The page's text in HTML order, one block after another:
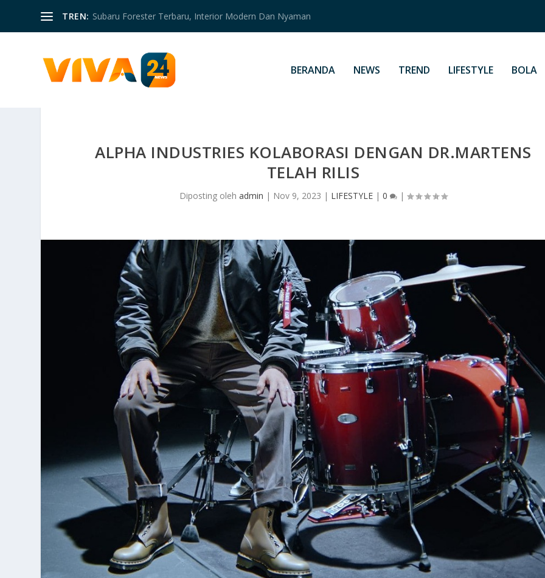
TREN: Subaru Forester Terbaru, Interior Modern Dan Nyaman
BERANDA NEWS TREND LIFESTYLE BOLA
ALPHA INDUSTRIES KOLABORASI DENGAN DR.MARTENS
TELAH RILIS
Diposting oleh admin | Nov 9, 2023 | LIFESTYLE| 0 |